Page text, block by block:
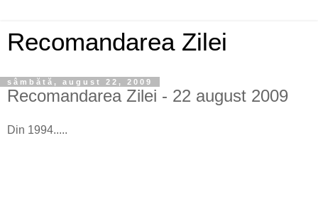
Recomandarea Zilei
sâmbătă, august 22, 2009
Recomandarea Zilei - 22 august 2009
Din 1994.....